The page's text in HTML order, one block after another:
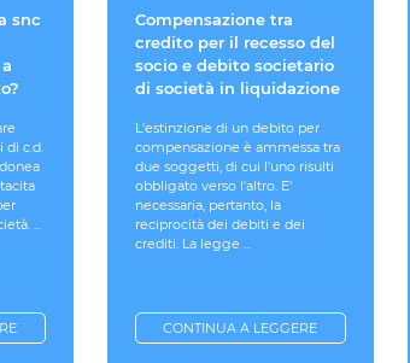
snc
di c.d.
...
Compensazione tra
credito per il recesso del
socio e debito societario
di società in liquidazione
L'estinzione di un debito per
compensazione è ammessa tra
due soggetti, di cui l'uno risulti
obbligato verso l'altro. E'
necessaria, pertanto, la
reciprocità dei debiti e dei
crediti. La legge ...
CONTINUA A LEGGERE